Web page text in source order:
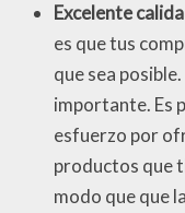
Excelente
es que tus
que sea
importante. Es
esfuerzo por
productos que
modo que que